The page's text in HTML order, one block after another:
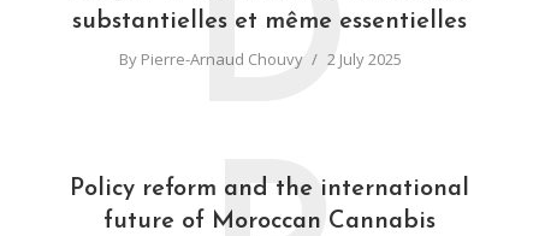
substantielles et même essentielles
By Pierre-Arnaud Chouvy 2 July 2025
D
Policy reform and the international
future of Moroccan Cannabis